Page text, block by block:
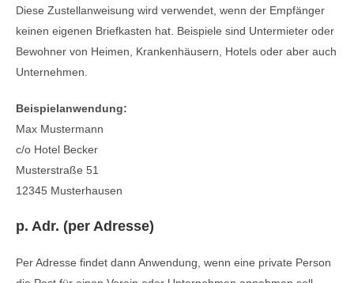
Diese Zustellanweisung wird verwendet, wenn der Empfänger
keinen eigenen Briefkasten hat. Beispiele sind Untermieter oder
Bewohner von Heimen, Krankenhäusern, Hotels oder aber auch
Unternehmen.
Beispielanwendung:
Max Mustermann
c/o Hotel Becker
Musterstraße 51
12345 Musterhausen
p. Adr. (per Adresse)
Per Adresse findet dann Anwendung, wenn eine private Person